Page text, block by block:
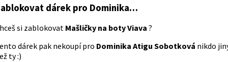
dárek pro Dominika…
si zablokovat Mašličky na boty Viava ?
dárek pak nekoupí pro Dominika Atigu Sobotková nikdo
ty :)